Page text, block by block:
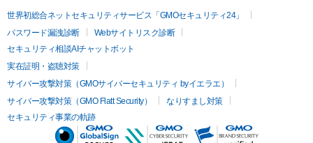
世界初総合ネットセキュリティサービス「GMOセキュリティ24」
パスワード漏洩診断
Webサイトリスク診断
セキュリティ相談AIチャットボット
実在証明・盗聴対策
サイバー攻撃対策（GMOサイバーセキュリティ byイエラエ）
サイバー攻撃対策（GMO Flatt Security）
なりすまし対策
セキュリティ事業の軌跡